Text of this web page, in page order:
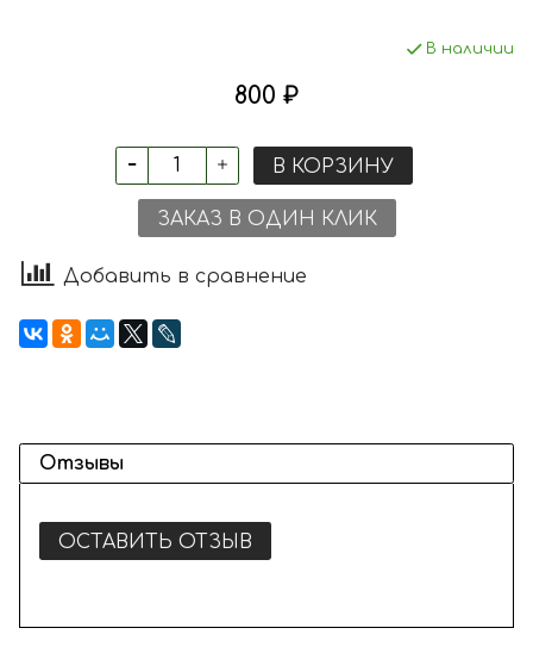
В наличии
800 ₽
В КОРЗИНУ
ЗАКАЗ В ОДИН КЛИК
Добавить в сравнение
Отзывы
ОСТАВИТЬ ОТЗЫВ